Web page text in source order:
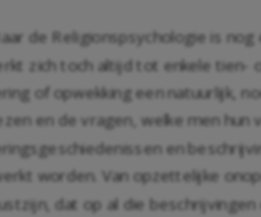
de Religionspsychologie is
zich toch altijd tot enkele tien-
of opwekking een natuurlijk,
en de vragen, welke men
en
worden. Van opzettelijke
dat op al die